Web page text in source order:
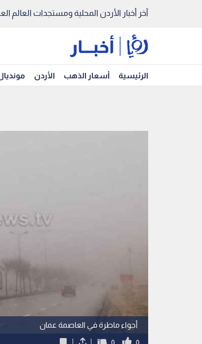
آخر أخبار الأردن المحلية ومستجدات العالم
الرئيسية أسعار الذهب الأردن مونديال
أجواء ماطرة في العاصمة عمان